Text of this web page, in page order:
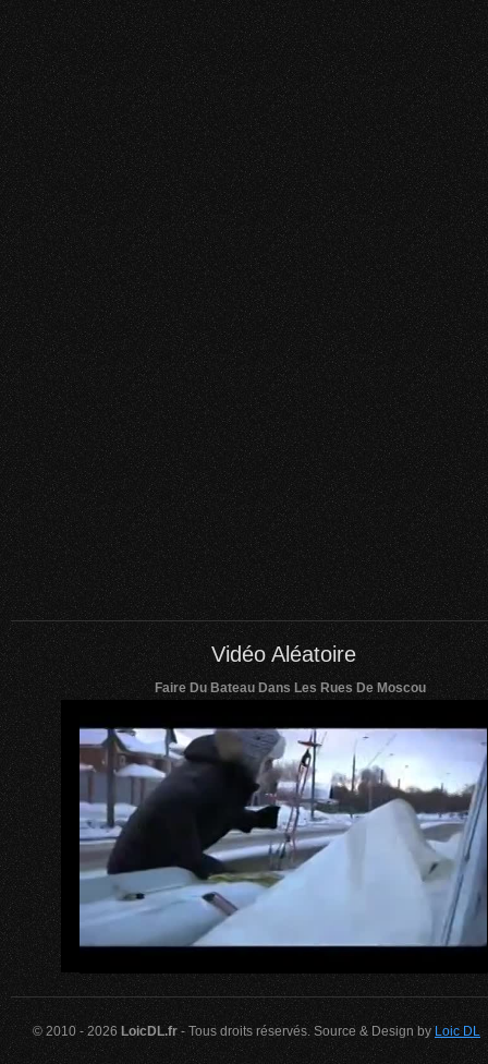
Vidéo Aléatoire
Faire Du Bateau Dans Les Rues De Moscou
© 2010 - 2026 LoicDL.fr- Tous droits réservés. Source & Design byLoic DL